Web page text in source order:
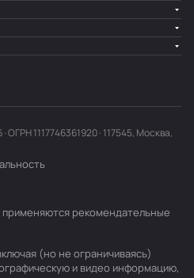
· ОГРН 1117746361920 · 117545, Москва,
рекомендательные
(но не ограничиваясь)
и видео информацию,